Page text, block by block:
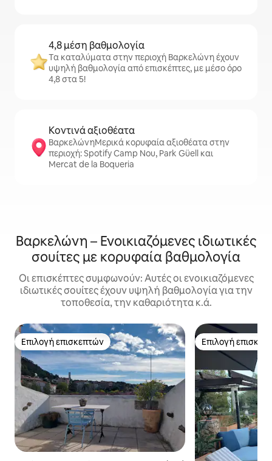
4,8 μέση βαθμολογία
Τα καταλύματα στην περιοχή Βαρκελώνη έχουν
υψηλή βαθμολογία από επισκέπτες, με μέσο όρο
4,8 στα 5!
Κοντινά αξιοθέατα
ΒαρκελώνηΜερικά κορυφαία αξιοθέατα στην
περιοχή: Spotify Camp Nou, Park Güell και
Mercat de la Boqueria
Βαρκελώνη – Ενοικιαζόμενες ιδιωτικές
σουίτες με κορυφαία βαθμολογία
Οι επισκέπτες συμφωνούν: Αυτές οι ενοικιαζόμενες
ιδιωτικές σουίτες έχουν υψηλή βαθμολογία για την
τοποθεσία, την καθαριότητα κ.ά.
Επιλογή επισκεπτών
Επιλογή επισκεπτών Επιλογή
Επιλογή